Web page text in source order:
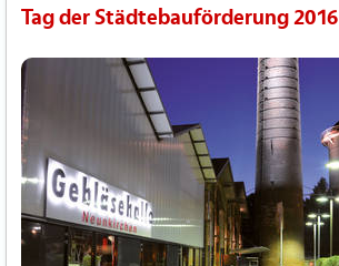
Tag der Städtebauförderung 2016